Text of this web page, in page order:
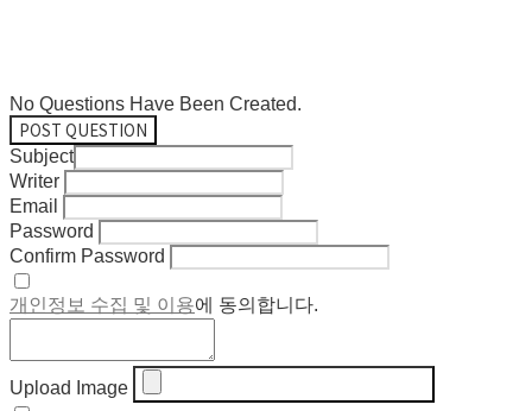
No Questions Have Been Created.
POST QUESTION
Subject
Writer
Email
Password
Confirm Password
개인정보 수집 및 이용에 동의합니다.
Upload Image